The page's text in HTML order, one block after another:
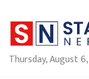
Thursday, August